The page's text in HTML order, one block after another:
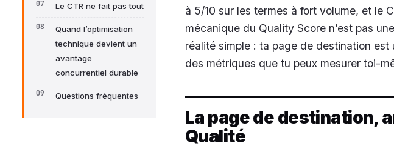
Le CTR ne fait pas tout
Quand l’optimisation
technique devient un
avantage
concurrentiel durable
Questions fréquentes
à 5/10 sur les termes à fort volume, et le
mécanique du Quality Score n’est pas
réalité simple : ta page de destination
des métriques que tu peux mesurer toi-
La page de destination,
Qualité